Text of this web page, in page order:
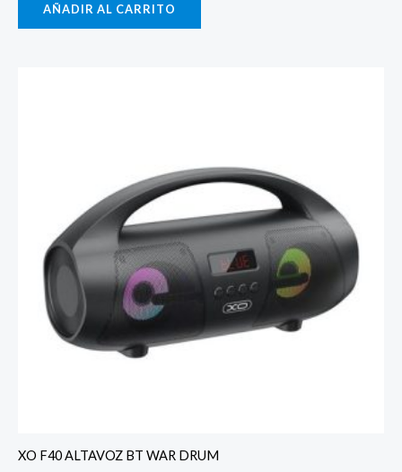
AÑADIR AL CARRITO
XO F40 ALTAVOZ BT WAR DRUM